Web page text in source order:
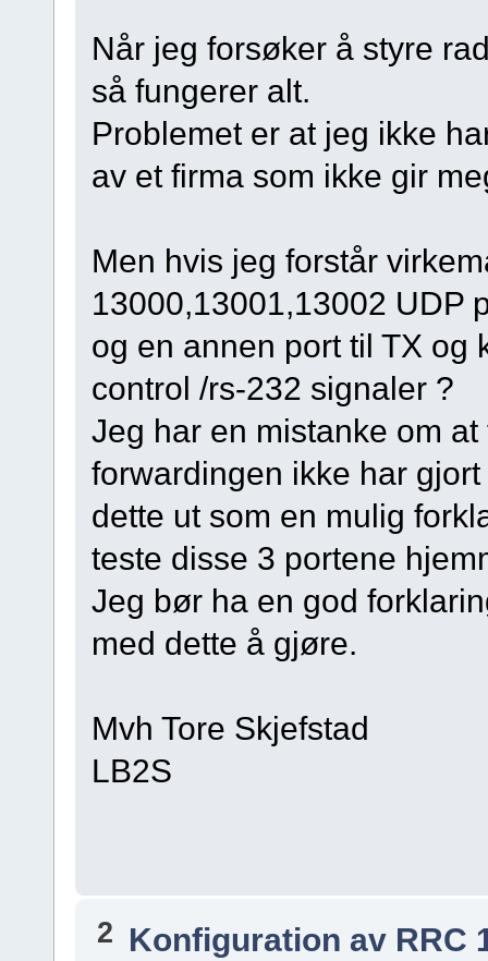
Når jeg forsøker å styre
så fungerer alt.
Problemet er at jeg ikke
av et firma som ikke gir
Men hvis jeg forstår
13000,13001,13002 UDP
og en annen port til TX og
control /rs-232 signaler ?
Jeg har en mistanke om
forwardingen ikke har
dette ut som en mulig
teste disse 3 portene
Jeg bør ha en god
med dette å gjøre.
Mvh Tore Skjefstad
LB2S
2 Konfiguration av RRC